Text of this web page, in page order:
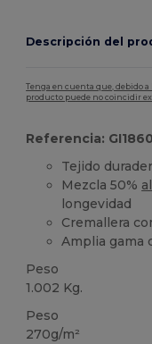
Descripción del
Tenga en cuenta que, debido
producto puede no coincidir
Referencia:
Tejido
Mezcla 50%
longevidad
Cremallera
Amplia gama
Peso
1.002 Kg.
Peso
270g/m²